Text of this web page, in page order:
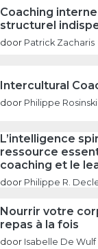
Coaching
structurel
door Patrick Zacharis
Intercultural
door Philippe Rosinski
L’intelligence
ressource
coaching et le
door Philippe R.
Nourrir votre
repas à la fois
door Isabelle De Wulf